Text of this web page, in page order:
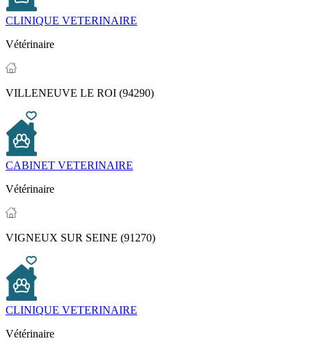
CLINIQUE VETERINAIRE
Vétérinaire
VILLENEUVE LE ROI (94290)
CABINET VETERINAIRE
Vétérinaire
VIGNEUX SUR SEINE (91270)
CLINIQUE VETERINAIRE
Vétérinaire